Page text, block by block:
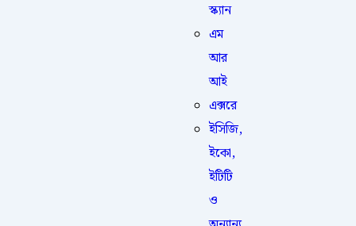
স্ক্যান
এম
আর
আই
এক্সরে
ইসিজি,
ইকো,
ইটিটি
ও